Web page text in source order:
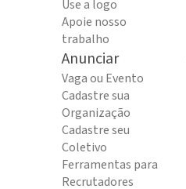
Use a logo
Apoie nosso
trabalho
Anunciar
Vaga ou Evento
Cadastre sua
Organização
Cadastre seu
Coletivo
Ferramentas para
Recrutadores